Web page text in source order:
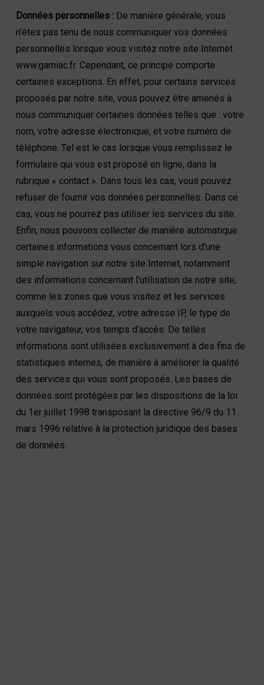
Données personnelles :De manière générale, vous
n’êtes pas tenu de nous communiquer vos données
personnelles lorsque vous visitez notre site Internet
www.garniac.fr. Cependant, ce principe comporte
certaines exceptions. En effet, pour certains services
proposés par notre site, vous pouvez être amenés à
nous communiquer certaines données telles que : votre
nom, votre adresse électronique, et votre numéro de
téléphone. Tel est le cas lorsque vous remplissez le
formulaire qui vous est proposé en ligne, dans la
rubrique « contact ». Dans tous les cas, vous pouvez
refuser de fournir vos données personnelles. Dans ce
cas, vous ne pourrez pas utiliser les services du site.
Enfin, nous pouvons collecter de manière automatique
certaines informations vous concernant lors d’une
simple navigation sur notre site Internet, notamment :
des informations concernant l’utilisation de notre site,
comme les zones que vous visitez et les services
auxquels vous accédez, votre adresse IP, le type de
votre navigateur, vos temps d’accès. De telles
informations sont utilisées exclusivement à des fins de
statistiques internes, de manière à améliorer la qualité
des services qui vous sont proposés. Les bases de
données sont protégées par les dispositions de la loi
du 1er juillet 1998 transposant la directive 96/9 du 11
mars 1996 relative à la protection juridique des bases
de données.